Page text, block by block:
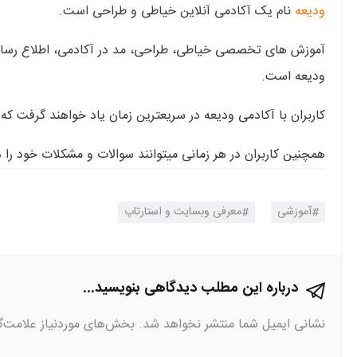
ودیعه نام یک آکادمی آنلاین خیاطی و طراحی است.
آموزش های تخصصی خیاطی، طراحی، مد در آکادمی، اطلاع
ودیعه است.
کاربران با آکادمی ودیعه در سریعترین زمان یاد خواهند
همچنین کاربران در هر زمانی میتوانند سوالات و مشکلات خود
آموزشی معرفی وبسایت و استارتاپ
درباره این مطلب دیدگاهی بنویسید...
نشانی ایمیل شما منتشر نخواهد شد. بخش‌های موردنیاز